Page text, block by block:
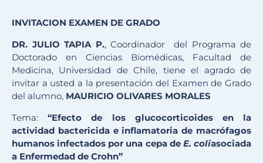
INVITACION EXAMEN DE GRADO
DR. JULIO TAPIA P., Coordinador del Programa de
Doctorado en Ciencias Biomédicas, Facultad de
Medicina, Universidad de Chile, tiene el agrado de
invitar a usted a la presentación del Examen de Grado
del alumno, MAURICIO OLIVARES MORALES
Tema:“Efecto de los glucocorticoides en la
actividad bactericida einflamatoria de macrófagos
humanos infectados por una cepa de E. coliasociada
a Enfermedad de Crohn”